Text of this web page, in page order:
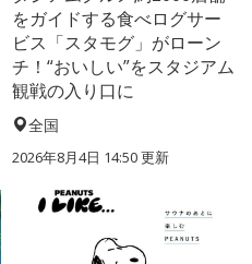
をガイドする食べログサー
ビス「スタモグ」がローン
チ！“おいしい”をスタジアム
観戦の入り口に
全国
2026年8月4日 14:50更新